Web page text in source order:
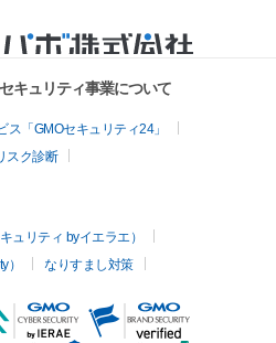
キュリティ事業について
「GMOセキュリティ24」
スク診断
ュリティ byイエラエ）
）
なりすまし対策